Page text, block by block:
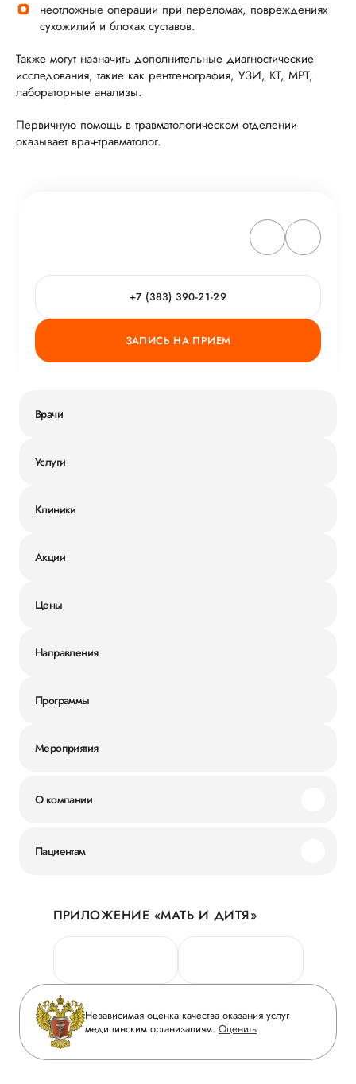
неотложные операции при переломах, повреждениях
сухожилий и блоках суставов.
Также могут назначить дополнительные диагностические
исследования, такие как рентгенография, УЗИ, КТ, МРТ,
лабораторные анализы.
Первичную помощь в травматологическом отделении
оказывает врач-травматолог.
+7 (383) 390-21-29
ЗАПИСЬ НА ПРИЕМ
Врачи
Услуги
Клиники
Акции
Цены
Направления
Программы
Мероприятия
О компании
Новости
Руководство
Сотрудничество
Инвесторам
Журнал «Мать и дитя»
Вакансии
Пациентам
Личный кабинет
Персональные данные
Горячая линия качества
Вопрос-ответ
Приложение пациента
Статьи
ПРИЛОЖЕНИЕ «МАТЬ И ДИТЯ»
Независимая оценка качества оказания услуг
медицинским организациям. Оценить